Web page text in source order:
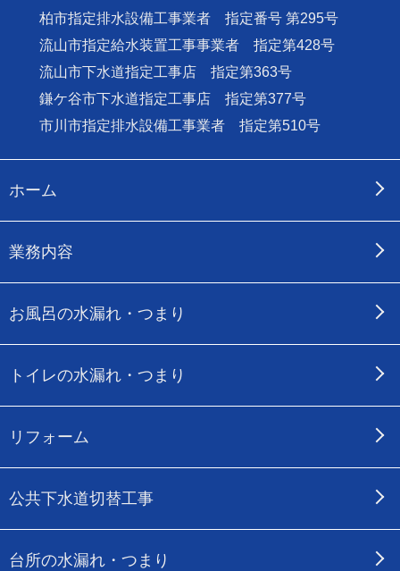
柏市指定排水設備工事業者 指定番号 第295号
流山市指定給水装置工事事業者 指定第428号
流山市下水道指定工事店 指定第363号
鎌ケ谷市下水道指定工事店 指定第377号
市川市指定排水設備工事業者 指定第510号
ホーム
業務内容
お風呂の水漏れ・つまり
トイレの水漏れ・つまり
リフォーム
公共下水道切替工事
台所の水漏れ・つまり